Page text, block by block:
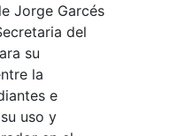
Jorge Garcés
del
su
la
e
uso y